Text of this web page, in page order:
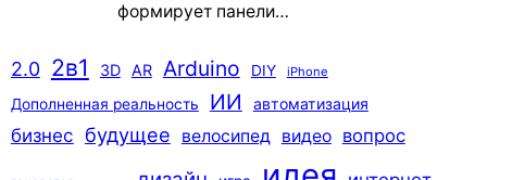
формирует панели…
2.0 2в1 3D AR Arduino DIY iPhone
Дополненная реальность ИИ автоматизация
бизнес будущее велосипед видео вопрос